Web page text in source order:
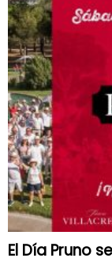
El Día Pruno